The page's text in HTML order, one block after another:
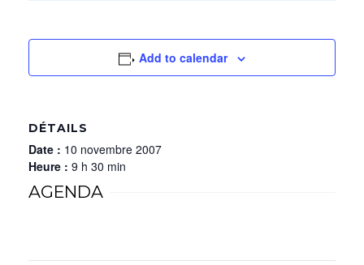
Add to calendar
DÉTAILS
Date : 10 novembre 2007
Heure : 9 h 30 min
AGENDA